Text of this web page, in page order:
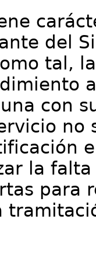
del
tal,
con
no
la
para